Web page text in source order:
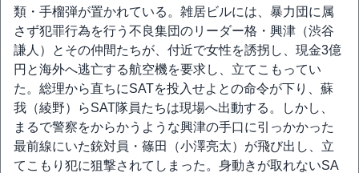
類・手榴弾が置かれている。雑居ビルには、暴力団に属
さず犯罪行為を行う不良集団のリーダー格・興津（渋谷
謙人）とその仲間たちが、付近で女性を誘拐し、現金3億
円と海外へ逃亡する航空機を要求し、立てこもってい
た。総理から直ちにSATを投入せよとの命令が下り、蘇
我（綾野）らSAT隊員たちは現場へ出動する。しかし、
まるで警察をからかうような興津の手口に引っかかった
最前線にいた銃対員・篠田（小澤亮太）が飛び出し、立
てこもり犯に狙撃されてしまった。身動きが取れないSA